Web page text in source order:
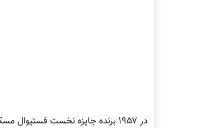
در ۱۹۵۷ برنده جايزه نخست